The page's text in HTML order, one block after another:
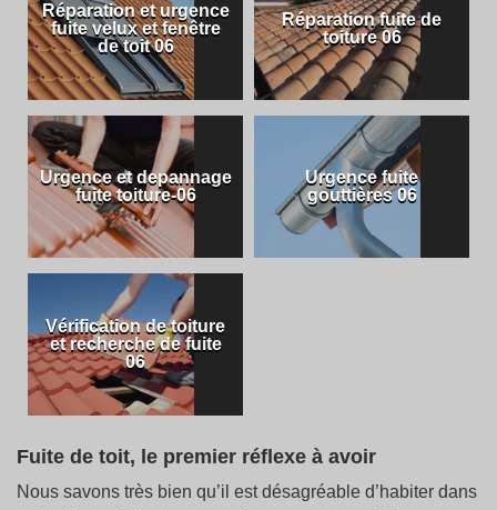
Réparation et urgence
fuite velux et fenêtre
de toit 06
Réparation fuite de
toiture 06
Urgence et depannage
fuite toiture-06
Urgence fuite
gouttières 06
Vérification de toiture
et recherche de fuite
06
Fuite de toit, le premier réflexe à avoir
Nous savons très bien qu’il est désagréable d’habiter dans